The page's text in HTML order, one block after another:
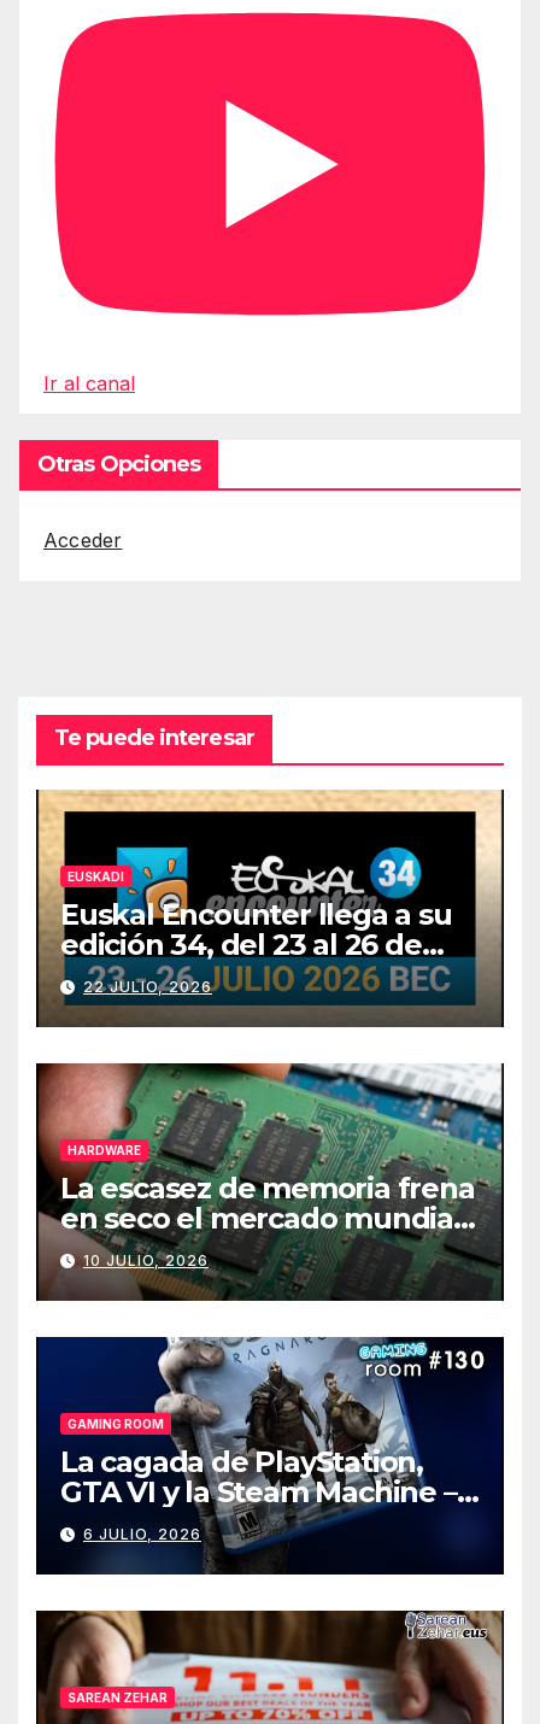
Ir al canal
Otras Opciones
Acceder
Te puede interesar
EUSKADI
Euskal Encounter llega a su
edición 34, del 23 al 26 de
julio
22 JULIO, 2026
HARDWARE
La escasez de memoria frena
en seco el mercado mundial
de PCs
10 JULIO, 2026
GAMING ROOM
La cagada de PlayStation,
GTA VI y la Steam Machine –
Gaming Room #130
6 JULIO, 2026
SAREAN ZEHAR